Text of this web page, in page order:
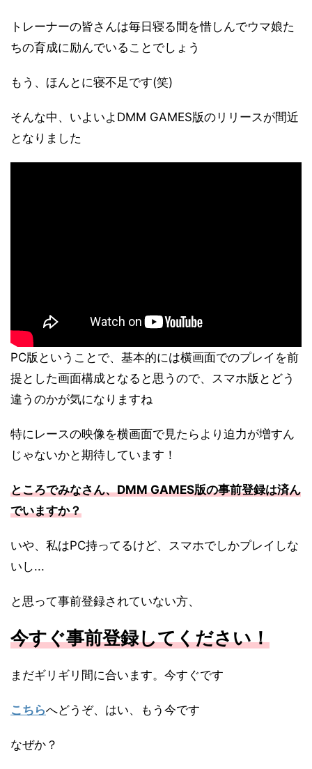
トレーナーの皆さんは毎日寝る間を惜しんでウマ娘た
ちの育成に励んでいることでしょう
もう、ほんとに寝不足です(笑)
そんな中、いよいよDMM GAMES版のリリースが間近
となりました
PC版ということで、基本的には横画面でのプレイを前
提とした画面構成となると思うので、スマホ版とどう
違うのかが気になりますね
特にレースの映像を横画面で見たらより迫力が増すん
じゃないかと期待しています！
ところでみなさん、DMM GAMES版の事前登録は済ん
でいますか？
いや、私はPC持ってるけど、スマホでしかプレイしな
いし...
と思って事前登録されていない方、
今すぐ事前登録してください！
まだギリギリ間に合います。今すぐです
こちらへどうぞ、はい、もう今です
なぜか？